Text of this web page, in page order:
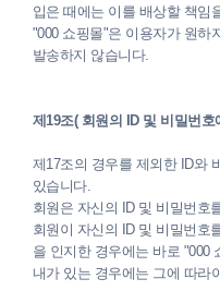
입은 때에는 이를 배상할 책임
"000 쇼핑몰"은 이용자가 원하
발송하지 않습니다.
제19조( 회원의 ID 및 비밀번호
제17조의 경우를 제외한 ID와
있습니다.
회원은 자신의 ID 및 비밀번호
회원이 자신의 ID 및 비밀번호
을 인지한 경우에는 바로 "000
내가 있는 경우에는 그에 따라